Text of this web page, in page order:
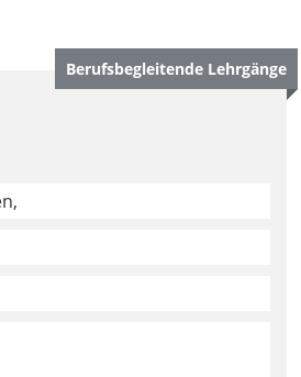
Berufsbegleitende Lehrgänge